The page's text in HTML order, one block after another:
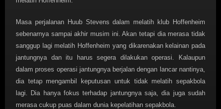
Masa perjalanan Huub Stevens dalam melatih klub Hoffenheim
sebenarnya sampai akhir musim ini. Akan tetapi dia merasa tidak
sanggup lagi melatih Hoffenheim yang dikarenakan kelainan pada
jantungnya dan itu harus segera dilakukan operasi. Kalaupun
dalam proses operasi jantungnya berjalan dengan lancar nantinya,
dia tetap mengambil keputusan untuk tidak melatih sepakbola
lagi. Dia hanya fokus terhadap jantungnya saja, dia juga sudah
merasa cukup puas dalam dunia kepelatihan sepakbola.